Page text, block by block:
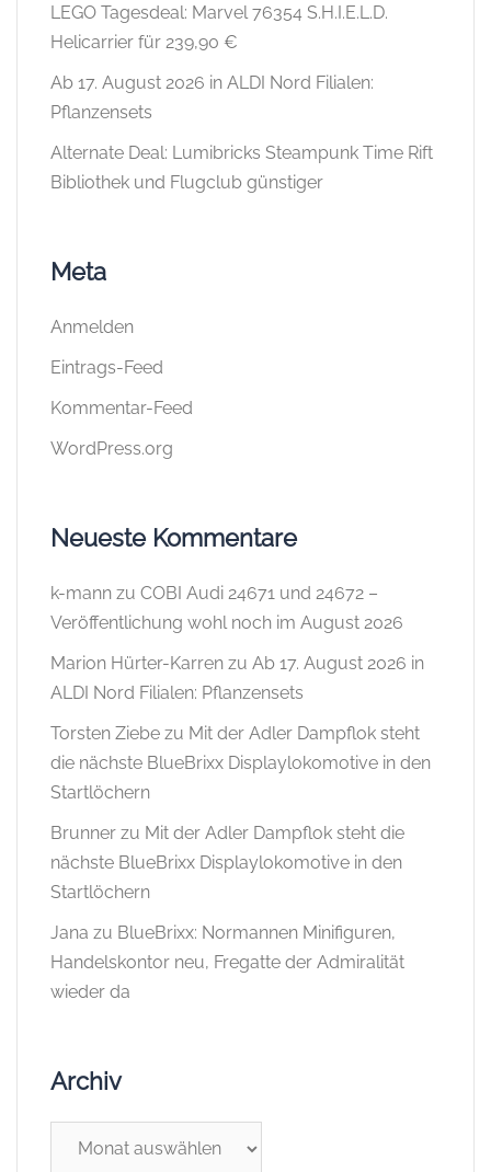
LEGO Tagesdeal: Marvel 76354 S.H.I.E.L.D.
Helicarrier für 239,90 €
Ab 17. August 2026 in ALDI Nord Filialen:
Pflanzensets
Alternate Deal: Lumibricks Steampunk Time Rift
Bibliothek und Flugclub günstiger
Meta
Anmelden
Eintrags-Feed
Kommentar-Feed
WordPress.org
Neueste Kommentare
k-mann zu COBI Audi 24671 und 24672 –
Veröffentlichung wohl noch im August 2026
Marion Hürter-Karren zu Ab 17. August 2026 in
ALDI Nord Filialen: Pflanzensets
Torsten Ziebe zu Mit der Adler Dampflok steht
die nächste BlueBrixx Displaylokomotive in den
Startlöchern
Brunner zu Mit der Adler Dampflok steht die
nächste BlueBrixx Displaylokomotive in den
Startlöchern
Jana zu BlueBrixx: Normannen Minifiguren,
Handelskontor neu, Fregatte der Admiralität
wieder da
Archiv